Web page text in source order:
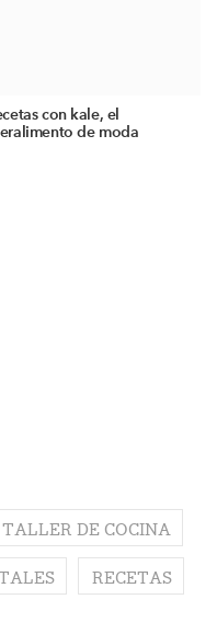
con kale, el
de moda
TALLER DE COCINA
RECETAS